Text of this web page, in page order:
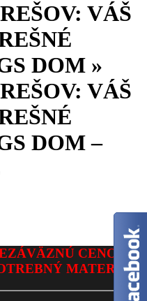
VÁŠ
DOM »
VÁŠ
DOM –
CENOVÚ
MATERIÁL